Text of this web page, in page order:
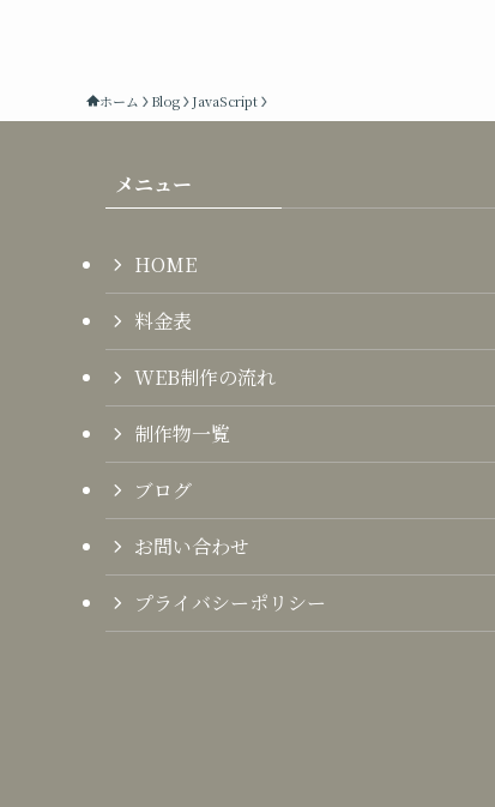
ホーム Blog JavaScript
メニュー
HOME
料金表
WEB制作の流れ
制作物一覧
ブログ
お問い合わせ
プライバシーポリシー